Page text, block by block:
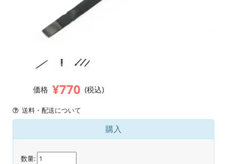
価格 ¥770 (税込)
送料・配送について
購入
数量: